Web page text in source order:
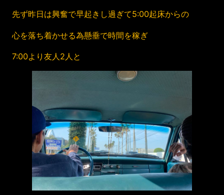
先ず昨日は興奮で早起きし過ぎて5:00起床からの
心を落ち着かせる為懸垂で時間を稼ぎ
7:00より友人2人と